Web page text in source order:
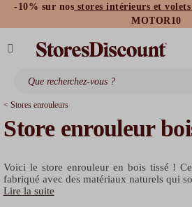
-10% sur nos stores intérieurs et
MOTOR10
< Stores enrouleurs
Store enrouleur
Voici le store enrouleur en bois tissé !
fabriqué avec des matériaux naturels qui
Lire la suite